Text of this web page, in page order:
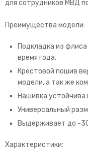
для сотрудников МВД
Преимущества модели:
Подкладка из
время года.
Крестовой пошив
модели, а так же
Нашивка устойчива
Универсальный
Выдерживает до -
Характеристики: